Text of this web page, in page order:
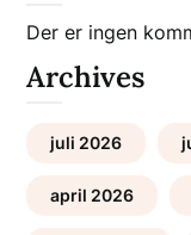
Der er ingen
Archives
juli 2026
april 2026